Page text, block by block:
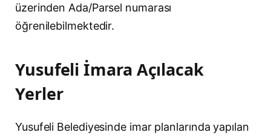
üzerinden Ada/Parsel numarası
öğrenilebilmektedir.
Yusufeli İmara Açılacak
Yerler
Yusufeli Belediyesinde imar planlarında yapılan